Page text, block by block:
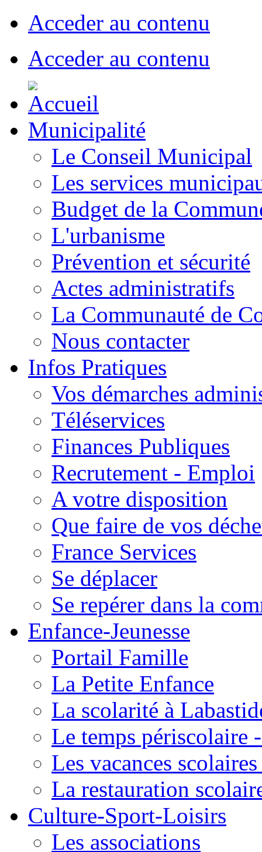
Acceder au contenu
Acceder au contenu
Municipalité
Le Conseil Municipal
Les services
Budget de la
L'urbanisme
Prévention et sécurité
Actes administratifs
La Communauté de
Nous contacter
Infos Pratiques
Vos démarches
Téléservices
Finances Publiques
Recrutement - Emploi
A votre disposition
Que faire de vos
France Services
Se déplacer
Se repérer dans la
Enfance-Jeunesse
Portail Famille
La Petite Enfance
La scolarité à
Le temps périscolaire
Les vacances
La restauration
Culture-Sport-Loisirs
Les associations